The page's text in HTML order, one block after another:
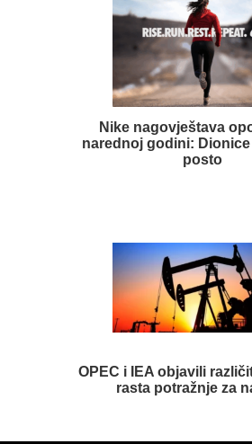
Nike nagovještava
narednoj godini:
posto
OPEC i IEA objavili
rasta potražnje za